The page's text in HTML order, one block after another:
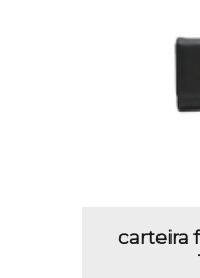
carteira